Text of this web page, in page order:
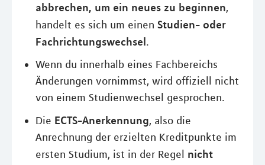
abbrechen, um ein neues zu beginnen,
handelt es sich um einen Studien- oder
Fachrichtungswechsel.
Wenn du innerhalb eines Fachbereichs
Änderungen vornimmst, wird offiziell nicht
von einem Studienwechsel gesprochen.
Die ECTS-Anerkennung, also die
Anrechnung der erzielten Kreditpunkte im
ersten Studium, ist in der Regel nicht